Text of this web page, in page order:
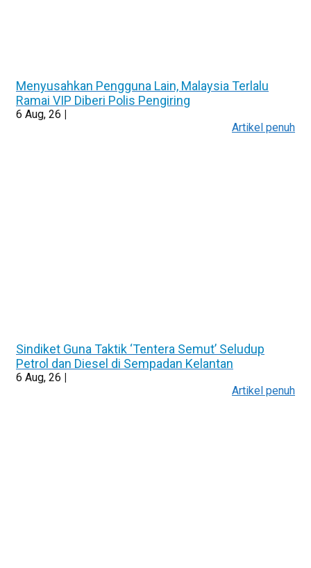
Menyusahkan Pengguna Lain, Malaysia Terlalu
Ramai VIP Diberi Polis Pengiring
6 Aug, 26
Artikel penuh
Sindiket Guna Taktik ‘Tentera Semut’ Seludup
Petrol dan Diesel di Sempadan Kelantan
6 Aug, 26 |
Artikel penuh